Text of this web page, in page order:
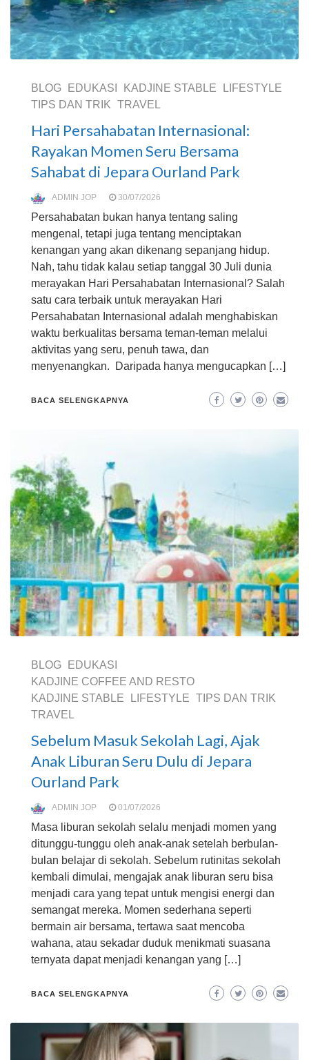
BLOG EDUKASI KADJINE STABLE
LIFESTYLE
TIPS DAN TRIK TRAVEL
Hari Persahabatan Internasional:
Rayakan Momen Seru Bersama
Sahabat di Jepara Ourland Park
ADMIN JOP 30/07/2026
Persahabatan bukan hanya tentang saling
mengenal, tetapi juga tentang menciptakan
kenangan yang akan dikenang sepanjang hidup.
Nah, tahu tidak kalau setiap tanggal 30 Juli dunia
merayakan Hari Persahabatan Internasional? Salah
satu cara terbaik untuk merayakan Hari
Persahabatan Internasional adalah menghabiskan
waktu berkualitas bersama teman-teman melalui
aktivitas yang seru, penuh tawa, dan
menyenangkan. Daripada hanya mengucapkan […]
BACA SELENGKAPNYA
BLOG
EDUKASI
KADJINE COFFEE AND RESTO
KADJINE STABLE
LIFESTYLE TIPS DAN TRIK
TRAVEL
Sebelum Masuk Sekolah Lagi, Ajak
Anak Liburan Seru Dulu di Jepara
Ourland Park
ADMIN JOP 01/07/2026
Masa liburan sekolah selalu menjadi momen yang
ditunggu-tunggu oleh anak-anak setelah berbulan-
bulan belajar di sekolah. Sebelum rutinitas sekolah
kembali dimulai, mengajak anak liburan seru bisa
menjadi cara yang tepat untuk mengisi energi dan
semangat mereka. Momen sederhana seperti
bermain air bersama, tertawa saat mencoba
wahana, atau sekadar duduk menikmati suasana
ternyata dapat menjadi kenangan yang […]
BACA SELENGKAPNYA